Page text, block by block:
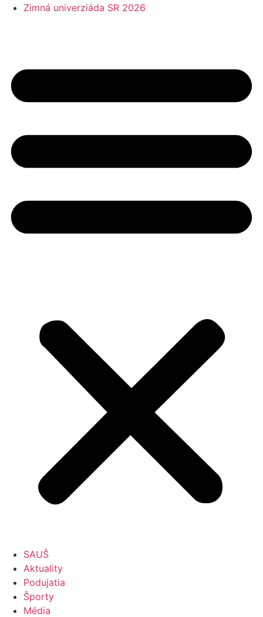
Zimná univerziáda SR 2026
SAUŠ
Aktuality
Podujatia
Športy
Média